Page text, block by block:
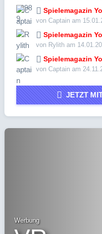
Spielemagazin
von Captain am
Spielemagazin
von Rylith am
Spielemagazin
von Captain am
JETZT
Werbung